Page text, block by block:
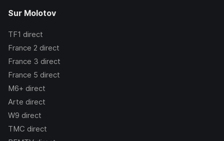
Sur Molotov
TF1 direct
France 2 direct
France 3 direct
France 5 direct
M6+ direct
Arte direct
W9 direct
TMC direct